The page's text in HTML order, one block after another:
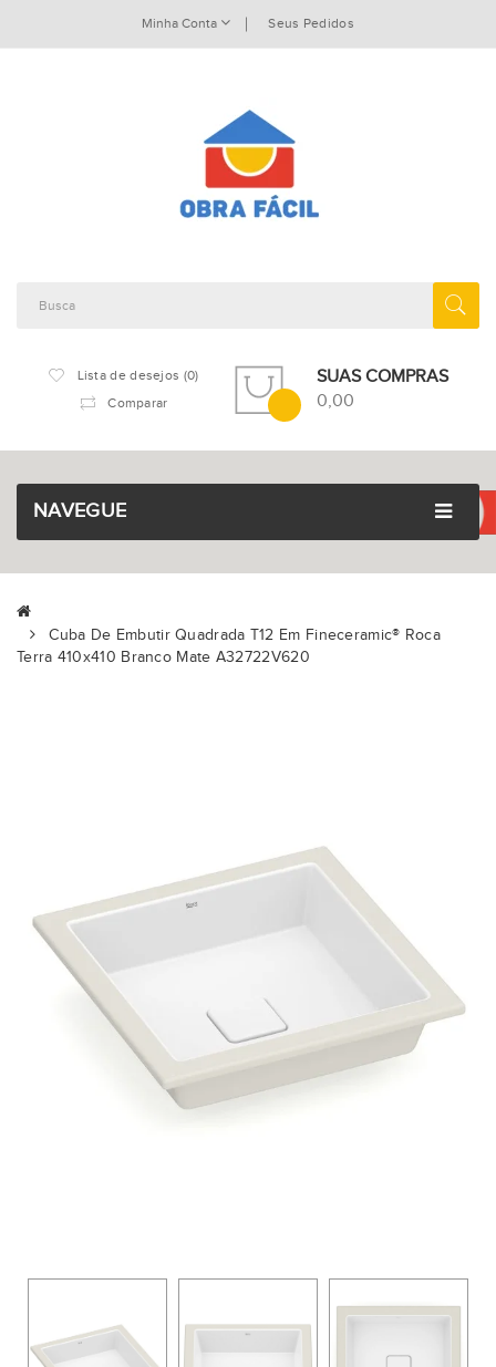
Minha Conta Seus Pedidos
Lista de desejos (0)
Comparar
SUAS COMPRAS
0,00
NAVEGUE
Cuba De Embutir Quadrada T12 Em Fineceramic® Roca
Terra 410x410 Branco Mate A32722V620